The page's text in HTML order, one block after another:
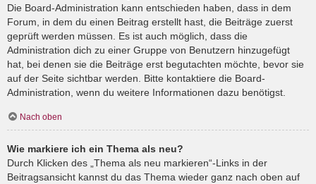
Die Board-Administration kann entschieden haben, dass in dem
Forum, in dem du einen Beitrag erstellt hast, die Beiträge zuerst
geprüft werden müssen. Es ist auch möglich, dass die
Administration dich zu einer Gruppe von Benutzern hinzugefügt
hat, bei denen sie die Beiträge erst begutachten möchte, bevor sie
auf der Seite sichtbar werden. Bitte kontaktiere die Board-
Administration, wenn du weitere Informationen dazu benötigst.
Nach oben
Wie markiere ich ein Thema als neu?
Durch Klicken des „Thema als neu markieren“-Links in der
Beitragsansicht kannst du das Thema wieder ganz nach oben auf